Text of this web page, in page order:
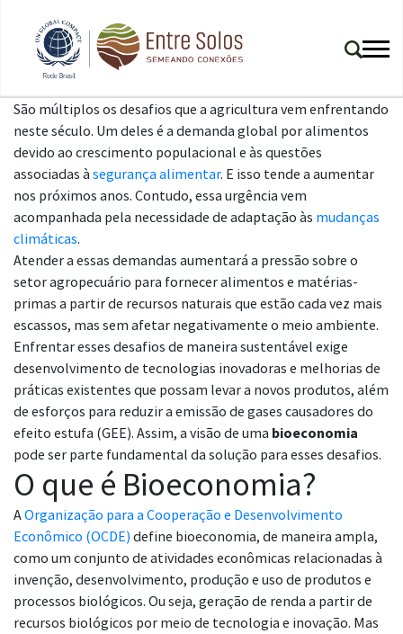
São múltiplos os desafios que a agricultura vem enfrentando
neste século. Um deles é a demanda global por alimentos
devido ao crescimento populacional e às questões
associadas à segurança alimentar. E isso tende a aumentar
nos próximos anos. Contudo, essa urgência vem
acompanhada pela necessidade de adaptação às mudanças
climáticas.
Atender a essas demandas aumentará a pressão sobre o
setor agropecuário para fornecer alimentos e matérias-
primas a partir de recursos naturais que estão cada vez mais
escassos, mas sem afetar negativamente o meio ambiente.
Enfrentar esses desafios de maneira sustentável exige
desenvolvimento de tecnologias inovadoras e melhorias de
práticas existentes que possam levar a novos produtos, além
de esforços para reduzir a emissão de gases causadores do
efeito estufa (GEE). Assim, a visão de uma bioeconomia
pode ser parte fundamental da solução para esses desafios.
O que é Bioeconomia?
AOrganização para a Cooperação e Desenvolvimento
Econômico (OCDE) define bioeconomia, de maneira ampla,
como um conjunto de atividades econômicas relacionadas à
invenção, desenvolvimento, produção e uso de produtos e
processos biológicos. Ou seja, geração de renda a partir de
recursos biológicos por meio de tecnologia e inovação. Mas